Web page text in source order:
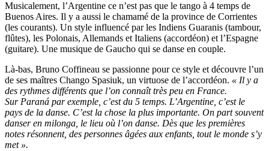
Musicalement, l’Argentine ce n’est pas que le tango à 4 temps de
Buenos Aires. Il y a aussi le chamamé de la province de Corrientes
(les courants). Un style influencé par les Indiens Guaranis (tambour,
flûtes), les Polonais, Allemands et Italiens (accordéon) et l’Espagne
(guitare). Une musique de Gaucho qui se danse en couple.
Là-bas, Bruno Coffineau se passionne pour ce style et découvre l’un
de ses maîtres Chango Spasiuk, un virtuose de l’accordéon. « Il y a
des rythmes différents que l’on connaît très peu en France.
Sur Paraná par exemple, c’est du 5 temps. L’Argentine, c’est le
pays de la danse. C’est la chose la plus importante. On part souvent
danser en milonga, le lieu où l’on danse. Dès que les premières
notes résonnent, des personnes âgées aux enfants, tout le monde s’y
met ».